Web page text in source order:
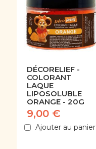
DÉCORELIEF -
COLORANT
LAQUE
LIPOSOLUBLE
ORANGE - 20G
9,00 €
Ajouter au panier